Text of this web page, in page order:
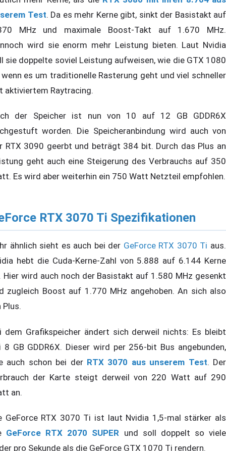
Test. Da es mehr Kerne gibt, sinkt der Basistakt auf
MHz und maximale Boost-Takt auf 1.670 MHz.
wird sie enorm mehr Leistung bieten. Laut Nvidia
sie doppelte soviel Leistung aufweisen, wie die GTX 1080
wenn es um traditionelle Rasterung geht und viel schneller
aktiviertem Raytracing.
der Speicher ist nun von 10 auf 12 GB GDDR6X
worden. Die Speicheranbindung wird auch von
RTX 3090 geerbt und beträgt 384 bit. Durch das Plus an
geht auch eine Steigerung des Verbrauchs auf 350
Es wird aber weiterhin ein 750 Watt Netzteil empfohlen.
RTX 3070 Ti Spezifikationen
ähnlich sieht es auch bei der GeForce RTX 3070 Ti aus.
hebt die Cuda-Kerne-Zahl von 5.888 auf 6.144 Kerne
Hier wird auch noch der Basistakt auf 1.580 MHz gesenkt
zugleich Boost auf 1.770 MHz angehoben. An sich also
Plus.
dem Grafikspeicher ändert sich derweil nichts: Es bleibt
8 GB GDDR6X. Dieser wird per 256-bit Bus angebunden,
auch schon bei der RTX 3070 aus unserem Test. Der
der Karte steigt derweil von 220 Watt auf 290
an.
GeForce RTX 3070 Ti ist laut Nvidia 1,5-mal stärker als
GeForce RTX 2070 SUPER und soll doppelt so viele
pro Sekunde als die GeForce GTX 1070 Ti rendern.